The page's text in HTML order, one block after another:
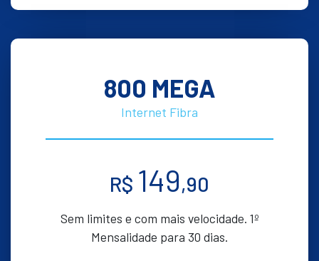
800 MEGA
Internet Fibra
R$ 149,90
Sem limites e com mais velocidade. 1º
Mensalidade para 30 dias.